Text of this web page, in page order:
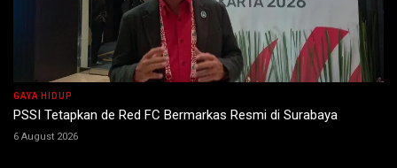
GAYA HIDUP
PSSI Tetapkan de Red FC Bermarkas Resmi di Surabaya
6 August 2026